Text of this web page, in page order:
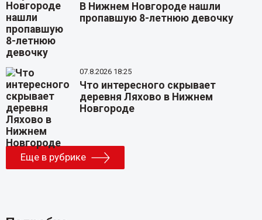
В Нижнем Новгороде нашли
пропавшую 8-летнюю девочку
07.8.2026 18:25
Что интересного скрывает
деревня Ляхово в Нижнем
Новгороде
Еще в рубрике